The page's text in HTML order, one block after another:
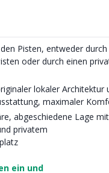
Pisten, entweder durch
oder durch einen
lokaler Architektur
maximaler
abgeschiedene Lage mit
privatem
ein und